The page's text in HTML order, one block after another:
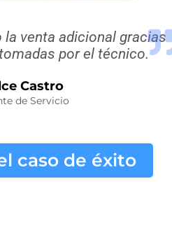
la venta adicional gracias
por el técnico.
Castro
de Servicio
caso de éxito